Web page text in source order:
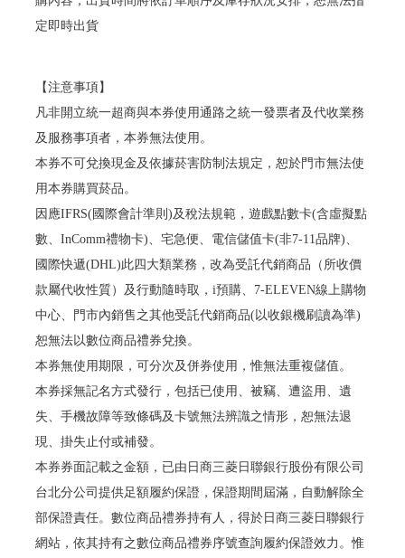
定即時出貨
【注意事項】
凡非開立統一超商與本券使用通路之統一發票者及代收業務
及服務事項者，本券無法使用。
本券不可兌換現金及依據菸害防制法規定，恕於門市無法使
用本券購買菸品。
因應IFRS(國際會計準則)及稅法規範，遊戲點數卡(含虛擬點
數、InComm禮物卡)、宅急便、電信儲值卡(非7-11品牌)、
國際快遞(DHL)此四大類業務，改為受託代銷商品（所收價
款屬代收性質）及行動隨時取，i預購、7-ELEVEN線上購物
中心、門市內銷售之其他受託代銷商品(以收銀機刷讀為準)
恕無法以數位商品禮券兌換。
本券無使用期限，可分次及併券使用，惟無法重複儲值。
本券採無記名方式發行，包括已使用、被竊、遭盜用、遺
失、手機故障等致條碼及卡號無法辨識之情形，恕無法退
現、掛失止付或補發。
本券券面記載之金額，已由日商三菱日聯銀行股份有限公司
台北分公司提供足額履約保證，保證期間屆滿，自動解除全
部保證責任。數位商品禮券持有人，得於日商三菱日聯銀行
網站，依其持有之數位商品禮券序號查詢履約保證效力。惟